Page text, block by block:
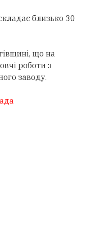
близько 30
що на
роботи з
заводу.